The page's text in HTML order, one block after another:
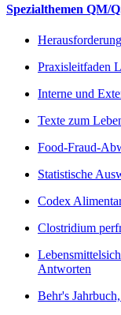
Spezialthemen QM/
Praxisleitfaden
Interne und
Texte zum
Food-Fraud-
Statistische
Codex
Clostridium
Antworten
Behr's